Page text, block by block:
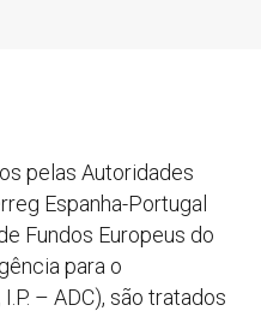
pelas Autoridades
Espanha-Portugal
Fundos Europeus do
para o
– ADC), são tratados